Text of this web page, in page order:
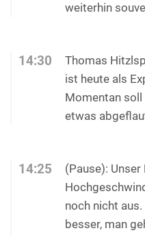
weiterhin
14:30
Thomas
ist heute als
Momentan
etwas
14:25
(Pause):
noch nicht
besser, man